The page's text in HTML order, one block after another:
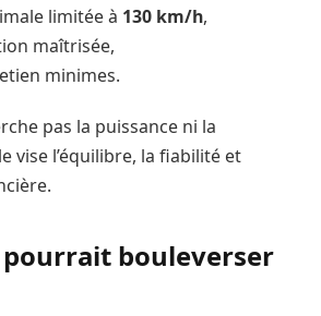
limitée à 130 km/h,
maîtrisée,
minimes.
pas la puissance ni la
vise l’équilibre, la fiabilité et
bouleverser